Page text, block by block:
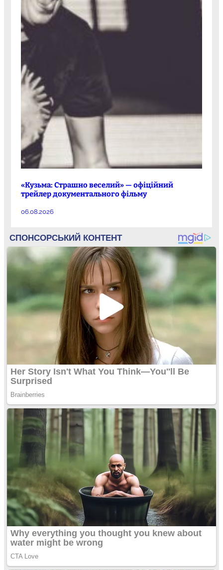
«Кузьма: Страшно веселий» — офіційний
трейлер документального фільму
06.08.2026